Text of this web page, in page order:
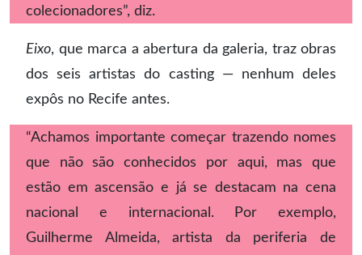
colecionadores”, diz.
Eixo, que marca a abertura da galeria, traz obras
dos seis artistas do casting — nenhum deles
expôs no Recife antes.
“Achamos importante começar trazendo nomes
que não são conhecidos por aqui, mas que
estão em ascensão e já se destacam na cena
nacional e internacional. Por exemplo,
Guilherme Almeida, artista da periferia de